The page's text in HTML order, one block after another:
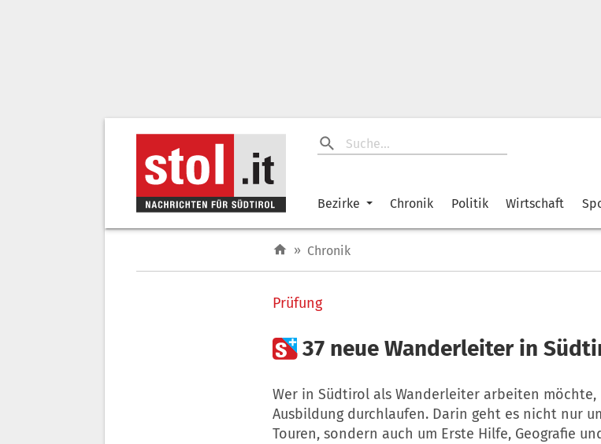
Bezirke Chronik Politik Wirtschaft
» Chronik
Prüfung
37 neue Wanderleiter in
Wer in Südtirol als Wanderleiter arbeiten möchte,
Ausbildung durchlaufen. Darin geht es nicht nur
Touren, sondern auch um Erste Hilfe, Geografie